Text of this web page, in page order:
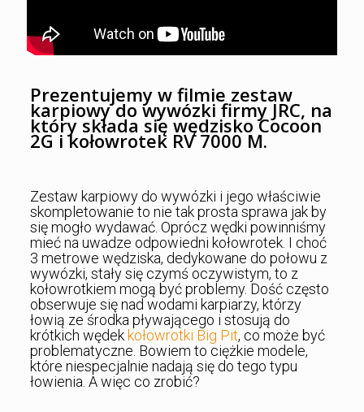
Prezentujemy w filmie zestaw
karpiowy do wywózki firmy JRC, na
który składa się wędzisko Cocoon
2G i kołowrotek RV 7000 M.
Zestaw karpiowy do wywózki i jego właściwie
skompletowanie to nie tak prosta sprawa jak by
się mogło wydawać. Oprócz wędki powinniśmy
mieć na uwadze odpowiedni kołowrotek. I choć
3 metrowe wędziska, dedykowane do połowu z
wywózki, stały się czymś oczywistym, to z
kołowrotkiem mogą być problemy. Dość często
obserwuje się nad wodami karpiarzy, którzy
łowią ze środka pływającego i stosują do
krótkich wędek kołowrotki Big Pit, co może być
problematyczne. Bowiem to ciężkie modele,
które niespecjalnie nadają się do tego typu
łowienia. A więc co zrobić?